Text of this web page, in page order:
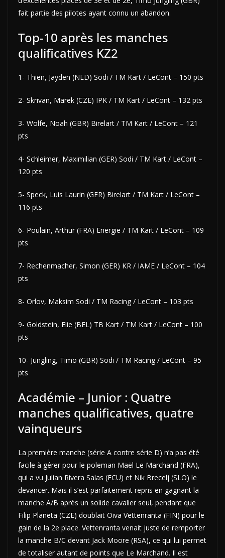
fait partie des pilotes ayant connu un abandon.
Top-10 après les manches
qualificatives KZ2
1- Thien, Jayden (NED) Sodi / TM Kart / LeCont – 150 pts
2- Skrivan, Marek (CZE) IPK / TM Kart / LeCont – 132 pts
3- Wolfe, Noah (GBR) Birelart / TM Kart / LeCont – 121
pts
4- Schleimer, Maximilian (GER) Sodi / TM Kart / LeCont –
120 pts
5- Speck, Luis Laurin (GER) Birelart / TM Kart / LeCont –
116 pts
6- Poulain, Arthur (FRA) Energie / TM Kart / LeCont – 109
pts
7- Rechenmacher, Simon (GER) KR / IAME / LeCont – 104
pts
8- Orlov, Maksim Sodi / TM Racing / LeCont – 103 pts
9- Goldstein, Elie (BEL) TB Kart / TM Kart / LeCont – 100
pts
10- Jüngling, Timo (GBR) Sodi / TM Racing / LeCont – 95
pts
Académie – Junior : Quatre
manches qualificatives, quatre
vainqueurs
La première manche (série A contre série D) n’a pas été
facile à gérer pour le poleman Maël Le Marchand (FRA),
qui a vu Julian Rivera Salas (ECU) et Nik Brecelj (SLO) le
devancer. Mais il s’est parfaitement repris en gagnant la
manche A/B après un solide cavalier seul, pendant que
Filip Planeta (CZE) doublait Oiva Vettenranta (FIN) pour le
gain de la 2e place. Vettenranta venait juste de remporter
la manche B/C devant Jack Moore (RSA), ce qui lui permet
de totaliser autant de points que Le Marchand. Il est